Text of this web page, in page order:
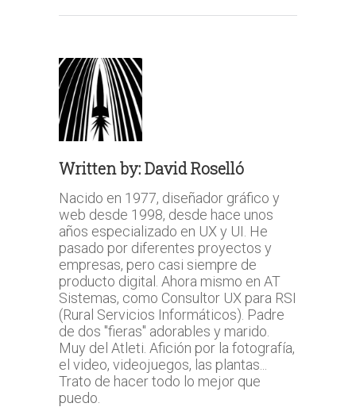
Written by:David Roselló
Nacido en 1977, diseñador gráfico y
web desde 1998, desde hace unos
años especializado en UX y UI. He
pasado por diferentes proyectos y
empresas, pero casi siempre de
producto digital. Ahora mismo en AT
Sistemas, como Consultor UX para RSI
(Rural Servicios Informáticos). Padre
de dos "fieras" adorables y marido.
Muy del Atleti. Afición por la fotografía,
el video, videojuegos, las plantas...
Trato de hacer todo lo mejor que
puedo.